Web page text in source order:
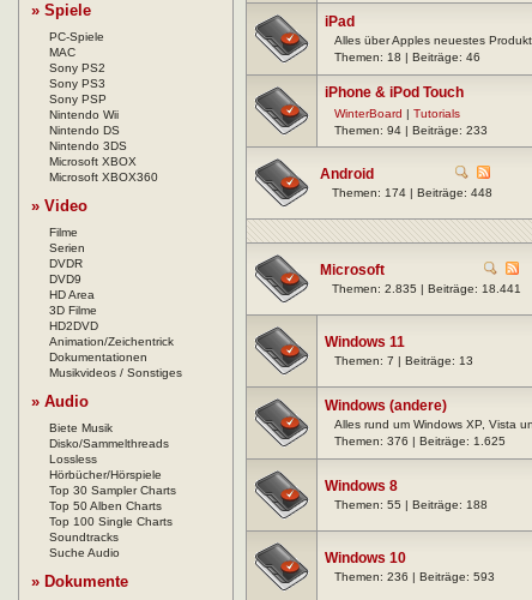
» Spiele
PC-Spiele
MAC
Sony PS2
Sony PS3
Sony PSP
Nintendo Wii
Nintendo DS
Nintendo 3DS
Microsoft XBOX
Microsoft XBOX360
» Video
Filme
Serien
DVDR
DVD9
HD Area
3D Filme
HD2DVD
Animation/Zeichentrick
Dokumentationen
Musikvideos / Sonstiges
» Audio
Biete Musik
Disko/Sammelthreads
Lossless
Hörbücher/Hörspiele
Top 30 Sampler Charts
Top 50 Alben Charts
Top 100 Single Charts
Soundtracks
Suche Audio
» Dokumente
iPad
Alles über Apples neuestes Produkt
Themen: 18 | Beiträge: 46
iPhone & iPod Touch
WinterBoard
Tutorials
Themen: 94 | Beiträge: 233
Android
Themen: 174 | Beiträge: 448
Microsoft
Themen: 2.835 | Beiträge: 18.441
Windows 11
Themen: 7 | Beiträge: 13
Windows (andere)
Alles rund um Windows XP, Vista
Themen: 376 | Beiträge: 1.625
Windows 8
Themen: 55 | Beiträge: 188
Windows 10
Themen: 236 | Beiträge: 593